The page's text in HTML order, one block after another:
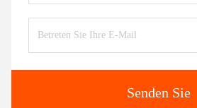
Senden Sie